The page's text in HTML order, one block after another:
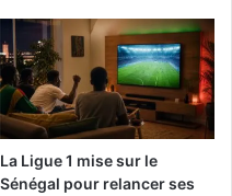
La Ligue 1 mise sur le
Sénégal pour relancer ses